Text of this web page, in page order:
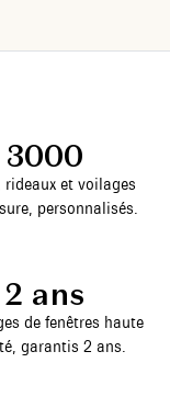
3000
rideaux et voilages
personnalisés.
2 ans
de fenêtres haute
garantis 2 ans.